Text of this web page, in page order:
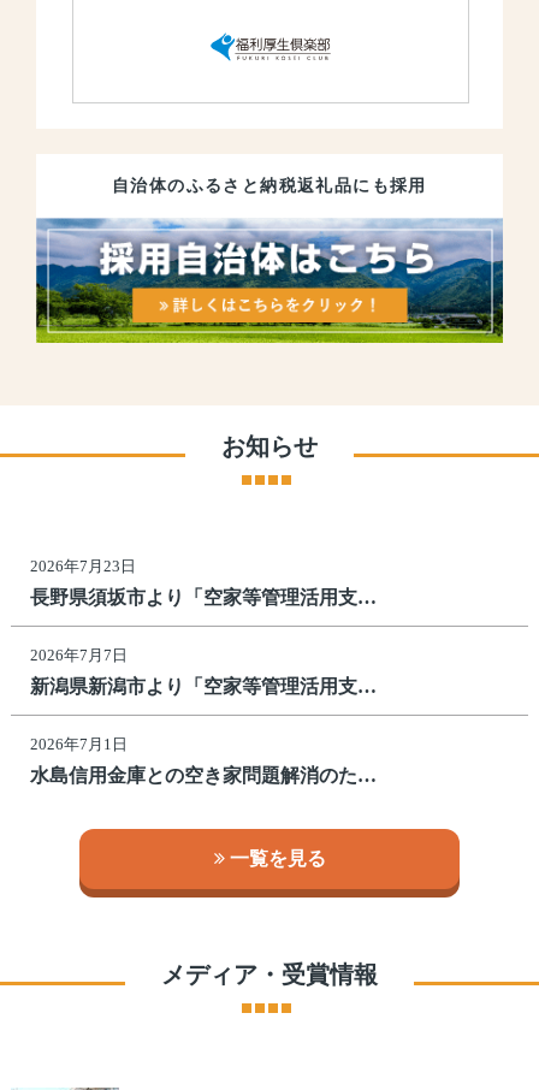
自治体のふるさと納税返礼品にも採用
お知らせ
2026年7月23日
長野県須坂市より「空家等管理活用支…
2026年7月7日
新潟県新潟市より「空家等管理活用支…
2026年7月1日
水島信用金庫との空き家問題解消のた…
一覧を見る
メディア・受賞情報